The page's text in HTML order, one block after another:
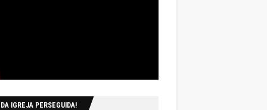
DA IGREJA PERSEGUIDA!